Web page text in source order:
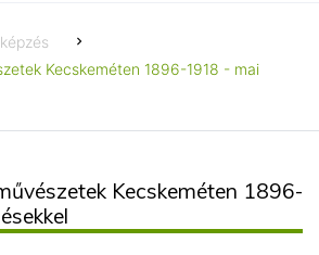
Kecskeméten 1896-1918 - mai
Kecskeméten 1896-